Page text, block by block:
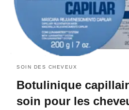
SOIN DES CHEVEUX
Botulinique
soin pour les